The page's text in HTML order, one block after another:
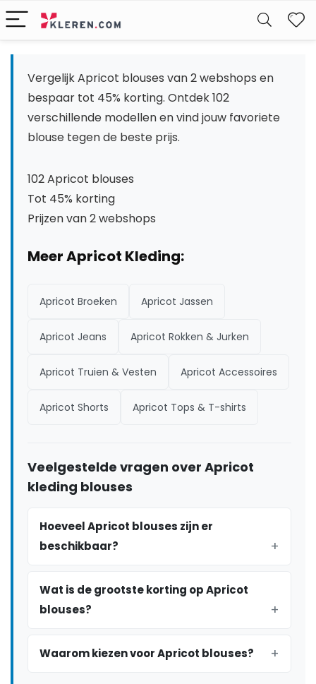
Vergelijk Apricot blouses van 2 webshops en
bespaar tot 45% korting. Ontdek 102
verschillende modellen en vind jouw favoriete
blouse tegen de beste prijs.
102 Apricot blouses
Tot 45% korting
Prijzen van 2 webshops
Meer Apricot Kleding:
Apricot Broeken Apricot Jassen
Apricot Jeans Apricot Rokken & Jurken
Apricot Truien & Vesten Apricot Accessoires
Apricot Shorts Apricot Tops & T-shirts
Veelgestelde vragen over Apricot
kleding blouses
Hoeveel Apricot blouses zijn er
beschikbaar?
Wat is de grootste korting op Apricot
blouses?
Waarom kiezen voor Apricot blouses?